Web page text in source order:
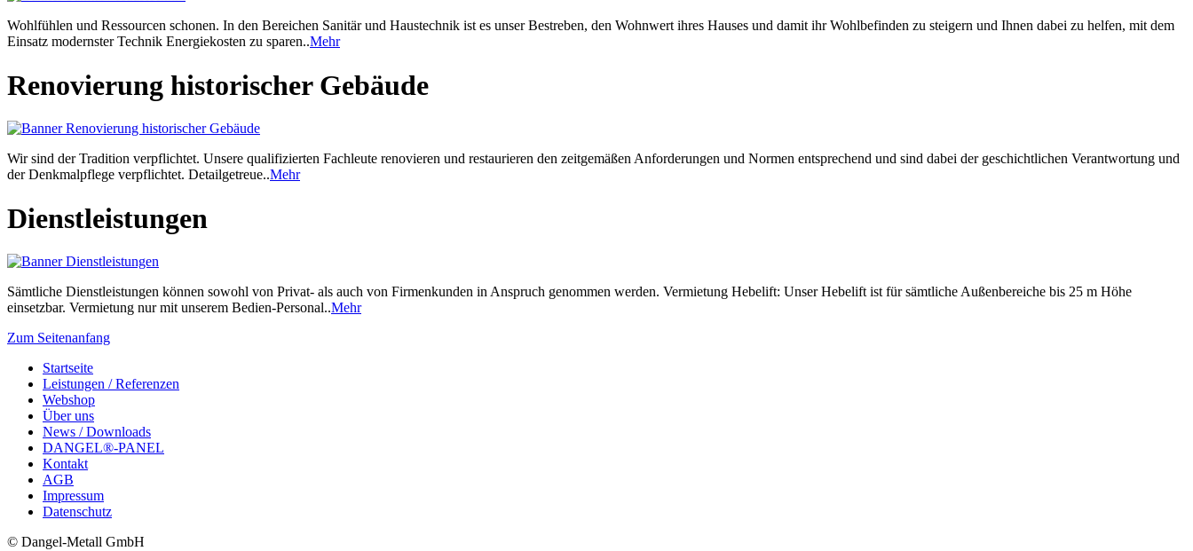
Wohlfühlen und Ressourcen schonen. In den Bereichen Sanitär und Haustechnik ist es unser Bestreben, den Wohnwert ihres Hauses und damit ihr Wohlbefinden zu steigern und Ihnen dabei zu helfen, mit dem
Einsatz modernster Technik Energiekosten zu sparen..Mehr
Renovierung historischer Gebäude
Wir sind der Tradition verpflichtet. Unsere qualifizierten Fachleute renovieren und restaurieren den zeitgemäßen Anforderungen und Normen entsprechend und sind dabei der geschichtlichen Verantwortung und
der Denkmalpflege verpflichtet. Detailgetreue..Mehr
Dienstleistungen
Sämtliche Dienstleistungen können sowohl von Privat- als auch von Firmenkunden in Anspruch genommen werden. Vermietung Hebelift: Unser Hebelift ist für sämtliche Außenbereiche bis 25 m Höhe
einsetzbar. Vermietung nur mit unserem Bedien-Personal..Mehr
Zum Seitenanfang
Startseite
Leistungen / Referenzen
Webshop
Über uns
News / Downloads
DANGEL®-PANEL
Kontakt
AGB
Impressum
Datenschutz
© Dangel-Metall GmbH